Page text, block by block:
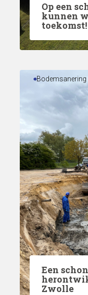
Op een
kunnen
toekomst!
Bodemsanering
Een
Zwolle